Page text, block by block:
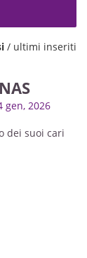
/ ultimi inseriti
gen, 2026
dei suoi cari